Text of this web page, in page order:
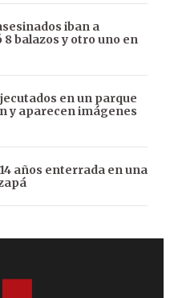
iban a
balazos y otro uno en
en un parque
y aparecen imágenes
años enterrada en una